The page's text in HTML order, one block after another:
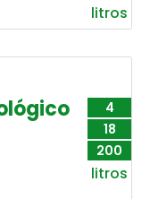
litros
4
18
200
litros